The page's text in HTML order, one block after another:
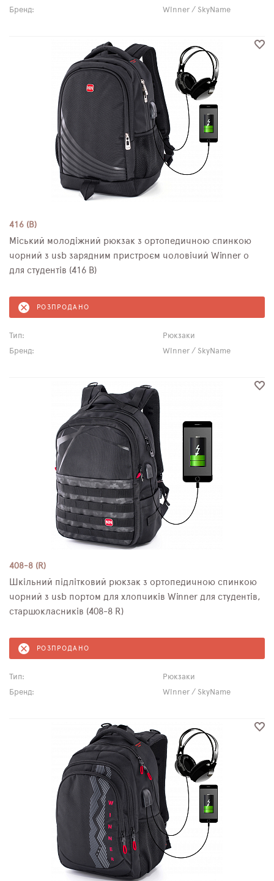
Бренд:
Winner / SkyName
416 (B)
Міський молодіжний рюкзак з ортопедичною спинкою
чорний з usb зарядним пристроєм чоловічий Winner o
для студентів (416 В)
РОЗПРОДАНО
Тип:
Рюкзаки
Бренд:
Winner / SkyName
408-8 (R)
Шкільний підлітковий рюкзак з ортопедичною спинкою
чорний з usb портом для хлопчиків Winner для студентів,
старшокласників (408-8 R)
РОЗПРОДАНО
Тип:
Рюкзаки
Бренд:
Winner / SkyName